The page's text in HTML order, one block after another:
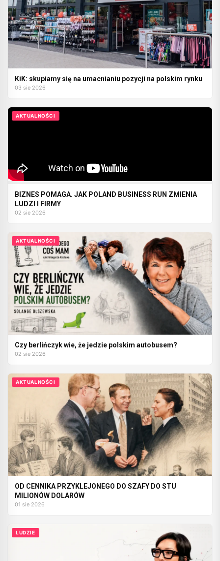
KiK: skupiamy się na umacnianiu pozycji na polskim rynku
03 sie 2026
AKTUALNOŚCI
BIZNES POMAGA. JAK POLAND BUSINESS RUN ZMIENIA
LUDZI I FIRMY
02 sie 2026
AKTUALNOŚCI
Czy berlińczyk wie, że jedzie polskim autobusem?
02 sie 2026
AKTUALNOŚCI
OD CENNIKA PRZYKLEJONEGO DO SZAFY DO STU
MILIONÓW DOLARÓW
01 sie 2026
LUDZIE